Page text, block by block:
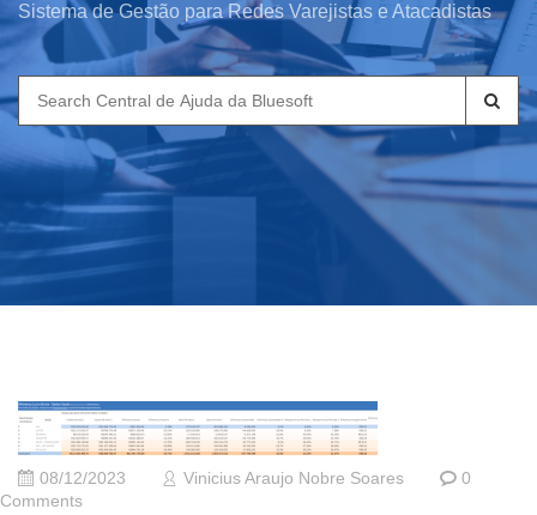
Sistema de Gestão para Redes Varejistas e Atacadistas
Search
for:
08/12/2023 Vinicius Araujo Nobre Soares
0
Comments